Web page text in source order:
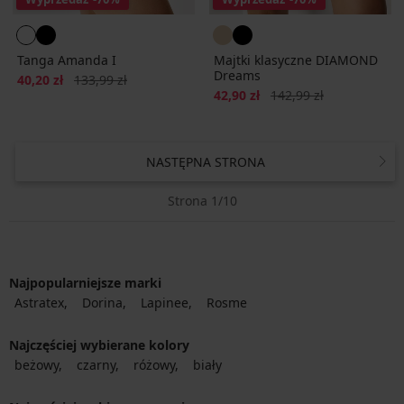
Tanga Amanda I
Zniżka
40,20 zł Pierwotna cena
133,99 zł
Majtki klasyczne DIAMOND
Dreams
Zniżka
42,90 zł Pierwotna cena
142,99 zł
NASTĘPNA STRONA
Strona 1/10
Najpopularniejsze marki
Astratex
Dorina Lapinee Rosme
Najczęściej wybierane kolory
beżowy
czarny różowy biały